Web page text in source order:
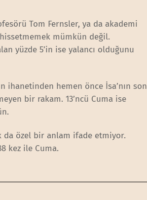
Tom Fernsler, ya da akademi
hissetmemek mümkün değil.
yüzde 5’in ise yalancı olduğunu
ihanetinden hemen önce İsa’nın son
bir rakam. 13’ncü Cuma ise
da özel bir anlam ifade etmiyor.
kez ile Cuma.